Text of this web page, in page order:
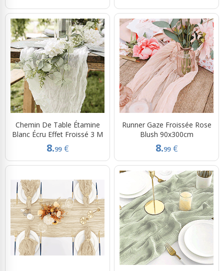
Chemin De Table Étamine
Blanc Écru Effet Froissé 3 M
8.99 €
Runner Gaze Froissée Rose
Blush 90x300cm
8.99 €